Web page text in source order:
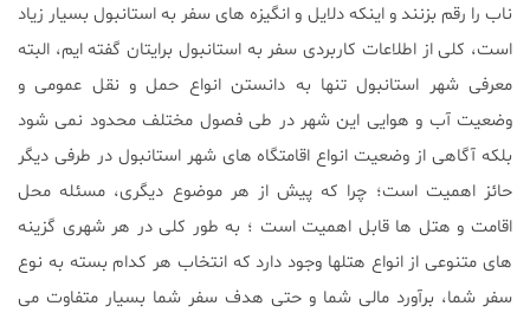
ناب را رقم بزنند و اینکه دلایل و انگیزه های سفر به استانبول بسیار زیاد
است، کلی از اطلاعات کاربردی سفر به استانبول برایتان گفته ایم، البته
معرفی شهر استانبول تنها به دانستن انواع حمل و نقل عمومی و
وضعیت آب و هوایی این شهر در طی فصول مختلف محدود نمی شود
بلکه آگاهی از وضعیت انواع اقامتگاه های شهر استانبول در طرفی دیگر
حائز اهمیت است؛ چرا که پیش از هر موضوع دیگری، مسئله محل
اقامت و هتل ها قابل اهمیت است ؛ به طور کلی در هر شهری گزینه
های متنوعی از انواع هتلها وجود دارد که انتخاب هر کدام بسته به نوع
سفر شما، برآورد مالی شما و حتی هدف سفر شما بسیار متفاوت می